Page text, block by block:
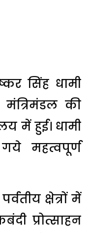
सिंह धामी
की
में हुई। धामी
महत्वपूर्ण
क्षेत्रों में
प्रोत्साहन